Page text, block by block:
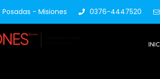
Posadas - Misiones 0376-4447520